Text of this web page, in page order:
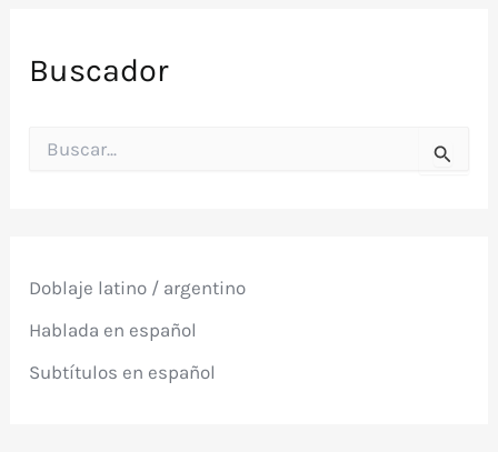
Buscador
o
:
Doblaje latino / argentino
Hablada en español
Subtítulos en español